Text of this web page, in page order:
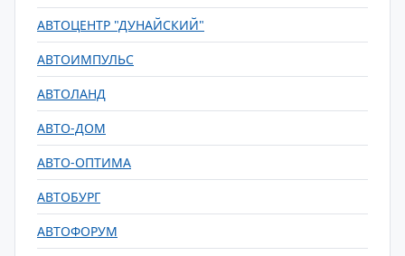
АВТОЦЕНТР "ДУНАЙСКИЙ"
АВТОИМПУЛЬС
АВТОЛАНД
АВТО-ДОМ
АВТО-ОПТИМА
АВТОБУРГ
АВТОФОРУМ